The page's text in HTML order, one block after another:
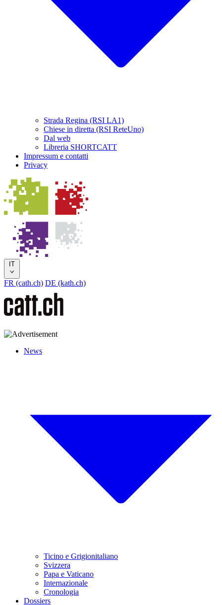
Strada Regina (RSI LA1)
Chiese in diretta (RSI ReteUno)
Dal web
Libreria SHORTCATT
Impressum e contatti
Privacy
IT
FR (cath.ch) DE (kath.ch)
News
Ticino e Grigionitaliano
Svizzera
Papa e Vaticano
Internazionale
Cronologia
Dossiers